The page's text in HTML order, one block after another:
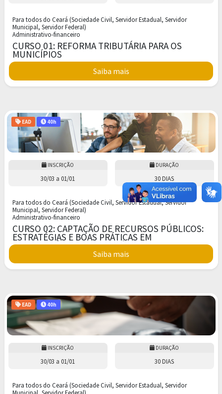
Para todos do Ceará (Sociedade Civil, Servidor Estadual, Servidor
Municipal, Servidor Federal)
Administrativo-financeiro
CURSO 01: REFORMA TRIBUTÁRIA PARA OS
MUNICÍPIOS
Saiba mais
EAD 40h
INSCRIÇÃO
30/03 a 01/01
DURAÇÃO
30 DIAS
Para todos do Ceará (Sociedade Civil, Servidor Estadual, Servidor
Municipal, Servidor Federal)
Administrativo-financeiro
CURSO 02: CAPTAÇÃO DE RECURSOS PÚBLICOS:
ESTRATÉGIAS E BOAS PRÁTICAS EM
TRANSFERÊNCIAS VOLUNTÁRIAS
Saiba mais
EAD 40h
INSCRIÇÃO
30/03 a 01/01
DURAÇÃO
30 DIAS
Para todos do Ceará (Sociedade Civil, Servidor Estadual, Servidor